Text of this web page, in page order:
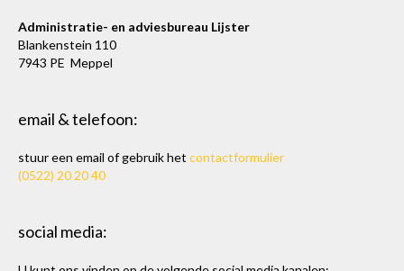
Administratie- en adviesbureau Lijster
Blankenstein 110
7943 PE Meppel
email & telefoon:
stuur een email of gebruik het contactformulier
(0522) 20 20 40
social media: